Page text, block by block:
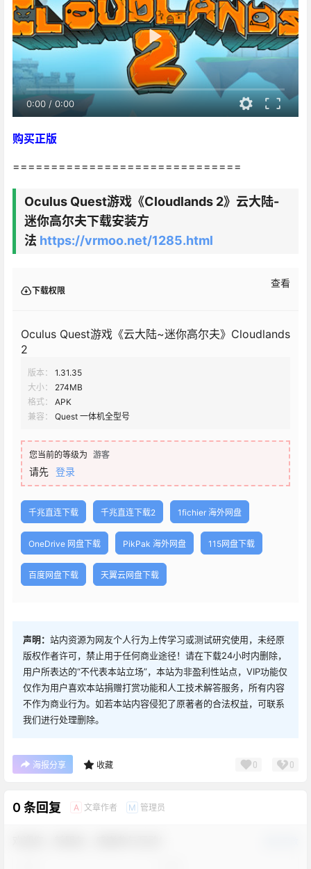
0:00 / 0:00
购买正版
==============================
Oculus Quest游戏《Cloudlands 2》云大陆-
迷你高尔夫下载安装方
法 https://vrmoo.net/1285.html
下载权限
查看
Oculus Quest游戏《云大陆~迷你高尔夫》Cloudlands
2
版本：
1.31.35
大小：
274MB
格式：
APK
兼容：
Quest 一体机全型号
您当前的等级为 游客
请先 登录
千兆直连下载 千兆直连下载2 1fichier 海外网盘
OneDrive 网盘下载 PikPak 海外网盘 115网盘下载
百度网盘下载 天翼云网盘下载
声明： 站内资源为网友个人行为上传学习或测试研究使用，未经原
版权作者许可，禁止用于任何商业途径！请在下载24小时内删除，
用户所表达的“不代表本站立场”，本站为非盈利性站点，VIP功能仅
仅作为用户喜欢本站捐赠打赏功能和人工技术解答服务，所有内容
不作为商业行为。如若本站内容侵犯了原著者的合法权益，可联系
我们进行处理删除。
海报分享 收藏 0 0
0 条回复 A 文章作者 M 管理员